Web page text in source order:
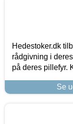
Hedestoker.dk
rådgivning i
på deres pillefyr.
Se